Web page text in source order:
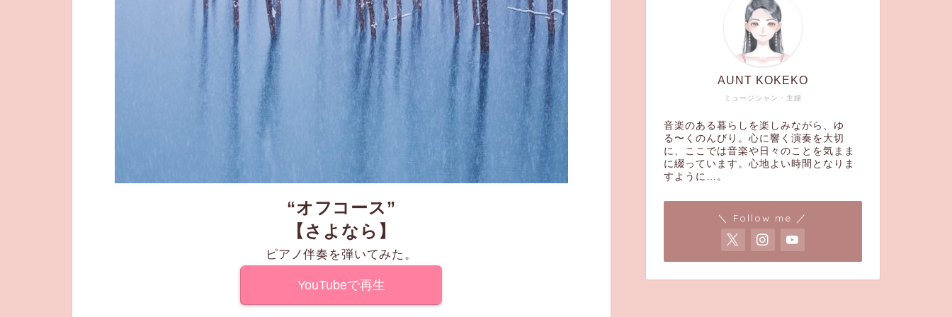
“オフコース”
【さよなら】
ピアノ伴奏を弾いてみた。
YouTubeで再生
ミュージシャン・主婦
AUNT KOKEKO
音楽のある暮らしを楽しみながら、ゆ
る〜くのんびり。心に響く演奏を大切
に、ここでは音楽や日々のことを気まま
に綴っています。心地よい時間となりま
すように…。
＼ Follow me ／